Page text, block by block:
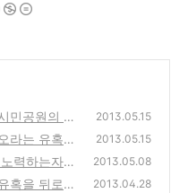
민공원의 이
모습
(6)
2013.05.15
라는 유혹? 2013.05.15
력하는자에
신수의 끝내
2013.05.08
혹을 뒤로하
2013.04.28